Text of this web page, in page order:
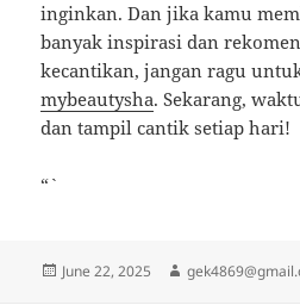
inginkan. Dan jika kamu
banyak inspirasi dan
kecantikan, jangan ragu
mybeautysha. Sekarang,
dan tampil cantik setiap hari!
“`
Posted
June 22, 2025 Author